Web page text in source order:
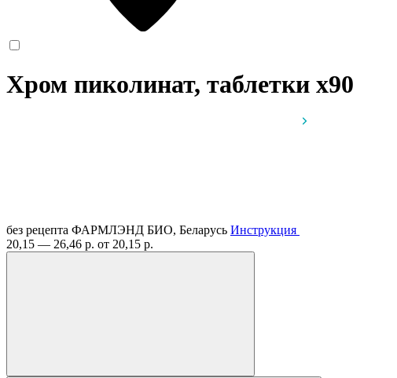
Хром пиколинат, таблетки x90
без рецепта ФАРМЛЭНД БИО, Беларусь Инструкция
20,15 — 26,46 р. от 20,15 р.